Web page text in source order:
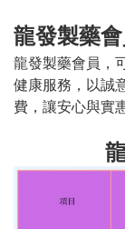
龍發製藥
龍發製藥會員，
健康服務，以誠
費，讓安心與實